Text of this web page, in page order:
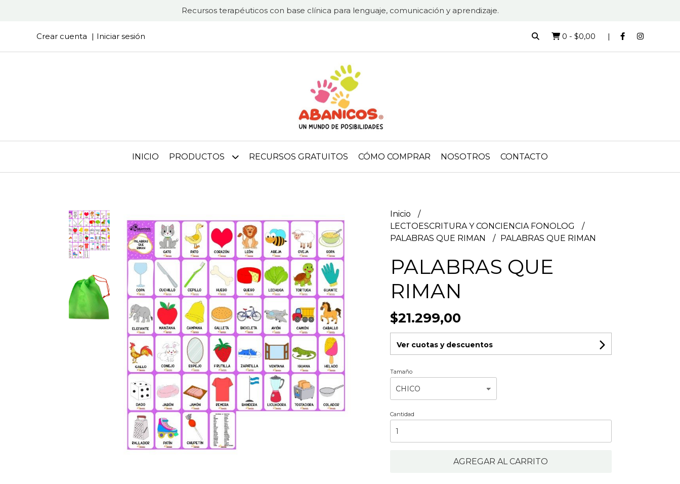
Recursos terapéuticos con base clínica para lenguaje, comunicación y aprendizaje.
Crear cuenta Iniciar sesión 0 - $0,00
INICIO PRODUCTOS RECURSOS GRATUITOS CÓMO COMPRAR NOSOTROS CONTACTO
Inicio
LECTOESCRITURA Y CONCIENCIA FONOLOG
PALABRAS QUE RIMAN
PALABRAS QUE RIMAN
PALABRAS QUE
RIMAN
$21.299,00
Ver cuotas y descuentos
Tamaño
Cantidad
AGREGAR AL CARRITO